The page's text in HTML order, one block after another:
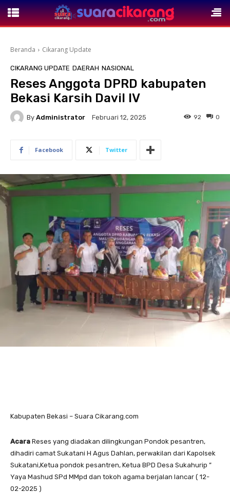
Beranda Cikarang Update
CIKARANG UPDATE DAERAH NASIONAL
Reses Anggota DPRD kabupaten
Bekasi Karsih Davil lV
By Administrator Februari 12, 2025 0
92
Facebook Twitter
Kabupaten Bekasi – Suara Cikarang.com
Acara Reses yang diadakan dilingkungan Pondok pesantren,
dihadiri camat Sukatani H Agus Dahlan, perwakilan dari Kapolsek
Sukatani,Ketua pondok pesantren, Ketua BPD Desa Sukahurip ”
Yaya Mashud SPd MMpd dan tokoh agama berjalan lancar ( 12-
02-2025 )